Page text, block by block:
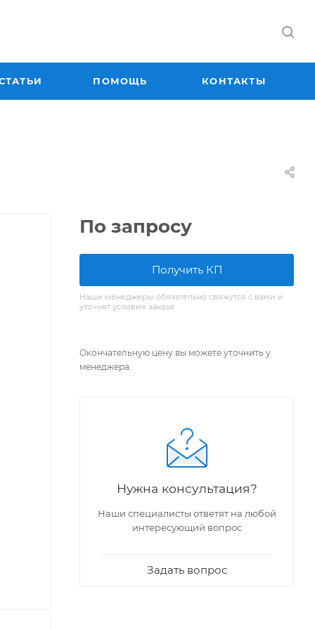
ПОМОЩЬ КОНТАКТЫ
По запросу
Получить КП
Наши менеджеры обязательно свяжутся с вами и
уточнят условия заказа
Окончательную цену вы можете уточнить у
менеджера.
Нужна консультация?
Наши специалисты ответят на любой
интересующий вопрос
Задать вопрос